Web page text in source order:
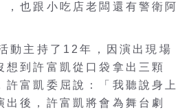
也跟小吃店老闆還有警衛阿
動主持了12年，因演出現場
想到許富凱從口袋拿出三顆
富凱委屈說：「我聽說身上
後，許富凱將會為舞台劇